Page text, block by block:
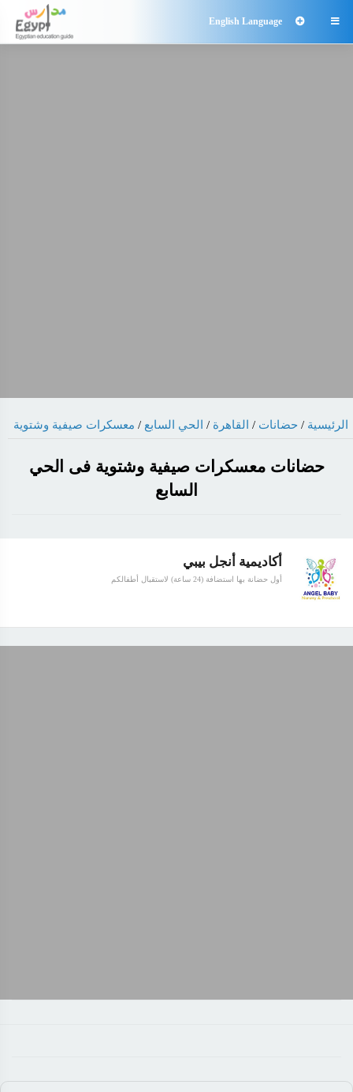

English Language
الرئيسية / حضانات / القاهرة / الحي السابع / معسكرات صيفية وشتوية
حضانات معسكرات صيفية وشتوية فى الحي
السابع
أكاديمية أنجل بيبي
أول حضانة بها استضافة (24 ساعة) لاستقبال أطفالكم